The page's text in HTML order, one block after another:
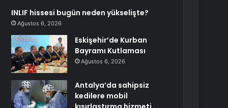
INLIF hissesi bugün neden yükselişte?
Ağustos 6, 2026
Eskişehir’de Kurban
Bayramı Kutlaması
Ağustos 6, 2026
Antalya’da sahipsiz
kedilere mobil